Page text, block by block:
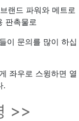
랜드 파워와 메트로
판촉물로
이 문의를 많이 하십
좌우로 스윙하면 열
.
>>